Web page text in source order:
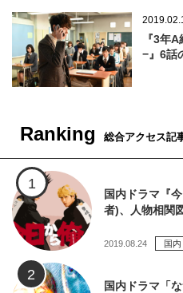
『3年
−』6話
Ranking 総合アクセス記
国内ドラマ『
者)、人物相関
2019.08.24 国
国内ドラマ「